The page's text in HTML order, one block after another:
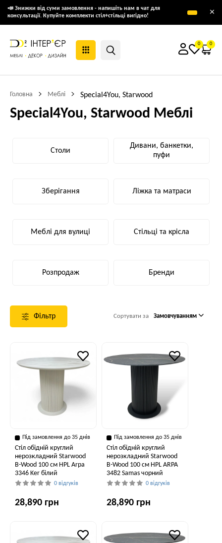
📣 Знижки від суми замовлення - напишіть нам в чат для
консультації. Купуйте комплекти стіл+стільці вигідно!
×
0 0
Головна Меблі Special4You, Starwood
Special4You, Starwood Меблі
Столи
Дивани, банкетки,
пуфи
Зберігання Ліжка та матраси
Меблі для вулиці Стільці та крісла
Розпродаж Бренди
Фільтр Сортувати за Замовчуванням
Під замовлення до 35 днів
Стіл обідній круглий
нерозкладний Starwood
B-Wood 100 см HPL Arpa
3346 Ker білий
0 відгуків
28,890 грн
Під замовлення до 35 днів
Стіл обідній круглий
нерозкладний Starwood
B-Wood 100 см HPL ARPA
3482 Samas чорний
0 відгуків
28,890 грн